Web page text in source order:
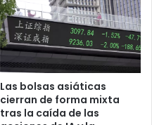
Las bolsas asiáticas
cierran de forma mixta
tras la caída de las